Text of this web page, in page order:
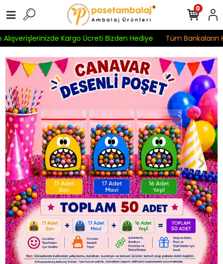
Kargo Ücreti Bizden Hediye Tüm Bankaların
0